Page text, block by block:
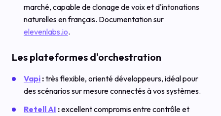
marché, capable de clonage de voix et d'intonations
naturelles en français. Documentation sur
elevenlabs.io.
Les plateformes d'orchestration
Vapi :très flexible, orienté développeurs, idéal pour
des scénarios sur mesure connectés à vos systèmes.
Retell AI :excellent compromis entre contrôle et